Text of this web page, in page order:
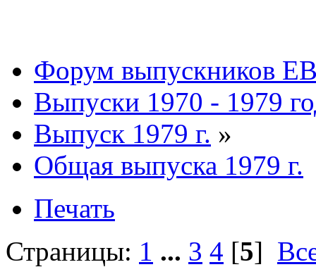
Форум выпускников
Выпуски 1970 - 1979
Выпуск 1979 г. »
Общая выпуска 1979 г.
Печать
Страницы: 1 ... 3 4 [5]